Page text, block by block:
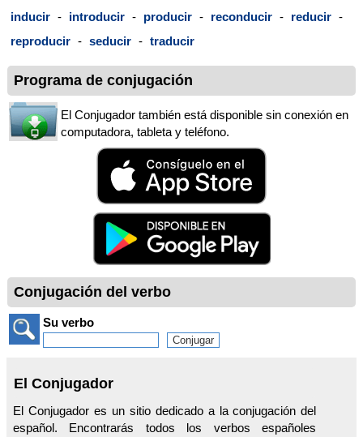
inducir - introducir - producir - reconducir - reducir -
reproducir - seducir - traducir
Programa de conjugación
El Conjugador también está disponible sin conexión en
computadora, tableta y teléfono.
Conjugación del verbo
Su verbo
El Conjugador
El Conjugador es un sitio dedicado a la conjugación del
español. Encontrarás todos los verbos españoles